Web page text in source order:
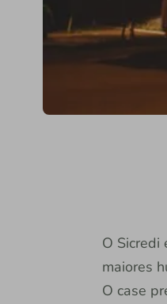
O Sicredi
maiores
O case